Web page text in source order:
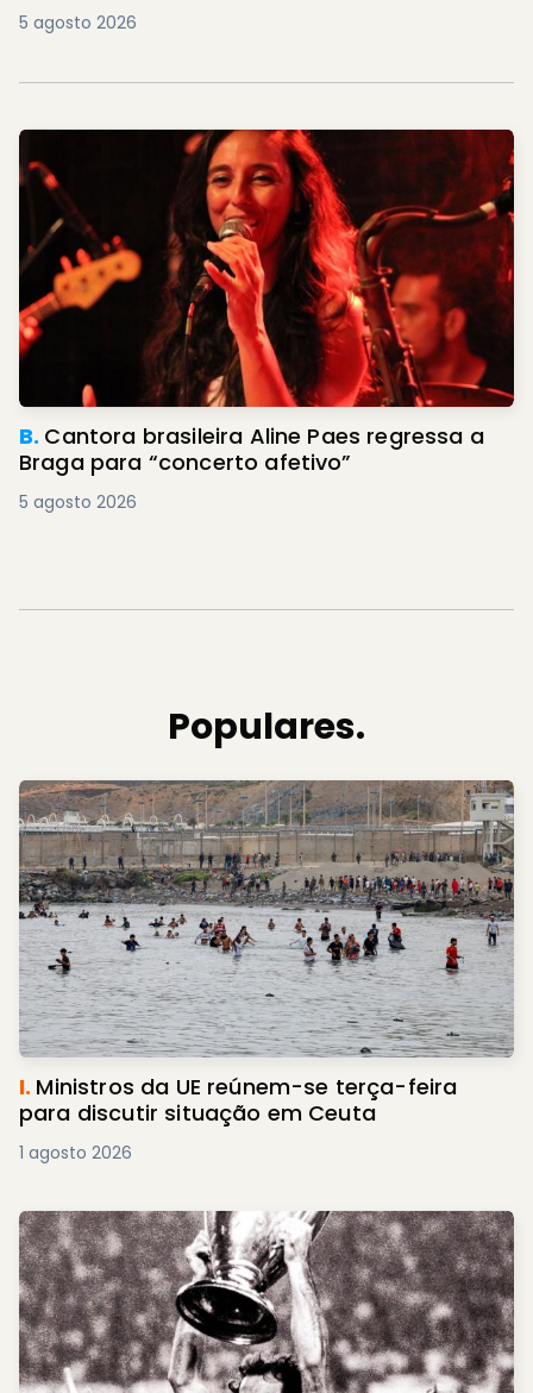
5 agosto 2026
B. Cantora brasileira Aline Paes regressa a
Braga para “concerto afetivo”
5 agosto 2026
Populares.
I. Ministros da UE reúnem-se terça-feira
para discutir situação em Ceuta
1 agosto 2026